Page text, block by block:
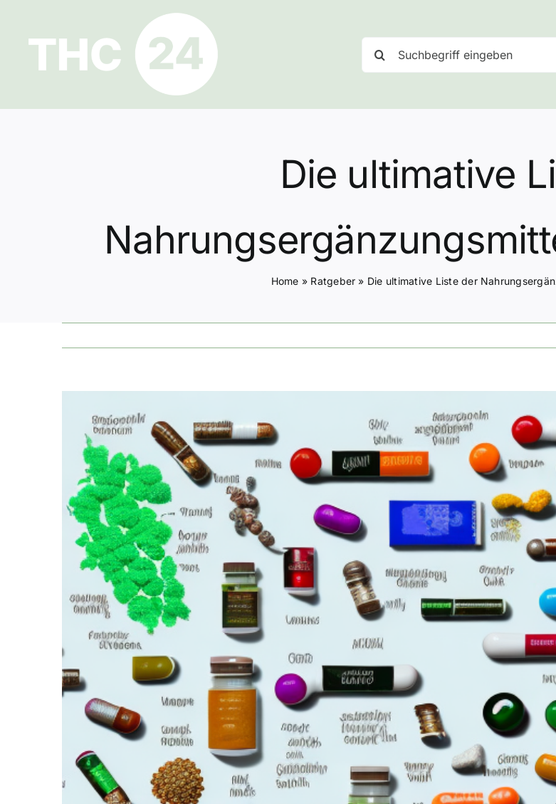
springen
nach:
Die ultimative
Home » Ratgeber » Die ultimative Liste der
grösseres